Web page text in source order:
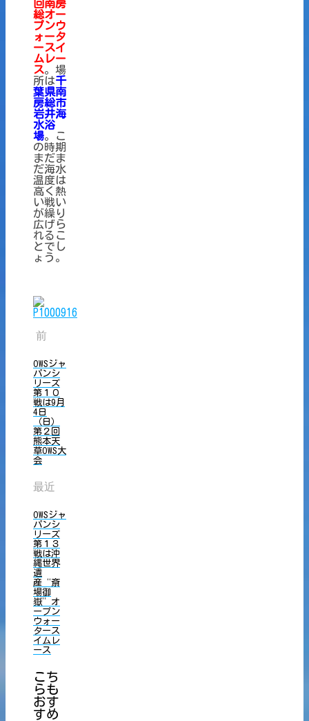
回南房
総オー
プンウ
ォータ
ースイ
ムレー
ス。場
所は千
葉県南
房総市
岩井海
水浴
場。こ
の時期
まだま
だ海水
温度は
高く熱
い戦い
が繰り
広げら
れるこ
とでし
ょう。
前
OWSジャ
パンシ
リーズ
第１０
戦は9月
4日
（日）
第２回
熊本天
草OWS大
会
最近
OWSジャ
パンシ
リーズ
第１３
戦は沖
縄世界
遺
産“斎
場御
嶽”オ
ープン
ウォー
タース
イムレ
ース
こち
らも
おす
すめ